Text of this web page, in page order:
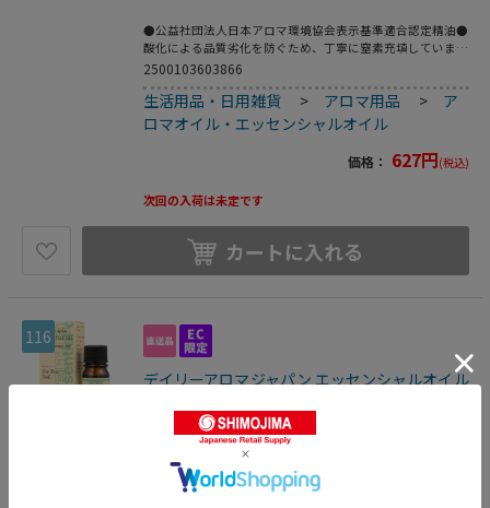
●公益社団法人日本アロマ環境協会表示基準適合認定精油●
酸化による品質劣化を防ぐため、丁寧に窒素充填していま
す。●量：3mL●成分：エッセンシャルオイル（精油）●香
学名：Citrus sinensis●科名：ミカン科●原産国：アメリ
カ（※原産地は予告無く、変更となる場合があります。）●
抽出部位／抽出方法：果皮／圧搾法●こちらの商品は事業者
様向け商品です。●こちらの商品は取寄せ商品となり納期が
長期間かかる可能性がございます。また、ご発注後のキャン
2500103603866
生活用品・日用雑貨 > アロマ用品 > ア
ロマオイル・エッセンシャルオイル
価格： 627円(税込)
次回の入荷は未定です
カートに入れる
116
デイリーアロマジャパン エッセンシャルオイル
位1個）【直送品】
アロマオイル・エッセンシャルオイル
●公益社団法人日本アロマ環境協会表示基準適合認定精油●
酸化による品質劣化を防ぐため、丁寧に窒素充填していま